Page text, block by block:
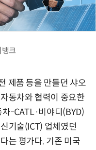
크
제품 등을 만들던 샤오
동차와 협력이 중요한
-CATL·비야디(BYD)
기술(ICT) 업체였던
는 평가다. 기존 미국